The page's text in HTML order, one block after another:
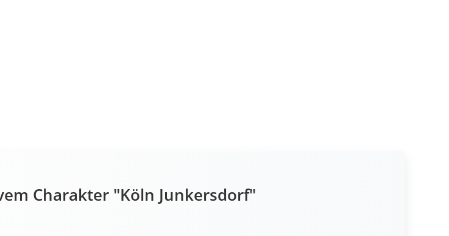
Charakter "Köln Junkersdorf"